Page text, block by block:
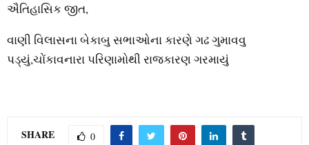
ઐતિહાસિક જીત,
વાણી વિલાસના બેકાબુ સભાઓના કારણે ગઢ ગુમાવવુ
પડ્યું,ચોંકાવનારા પરિણામોથી રાજકારણ ગરમાયું
SHARE 0